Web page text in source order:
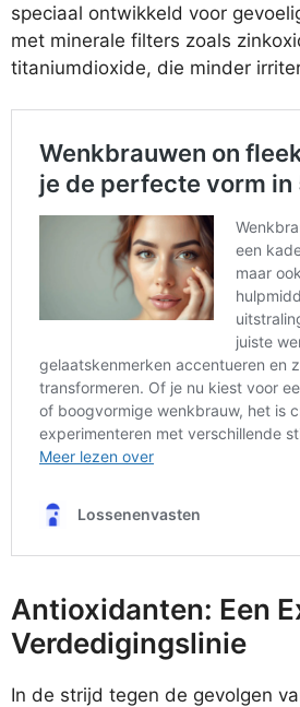
speciaal ontwikkeld voor
met minerale filters zoals
titaniumdioxide, die minder
Antioxidanten: Een
Verdedigingslinie
In de strijd tegen de gevolgen